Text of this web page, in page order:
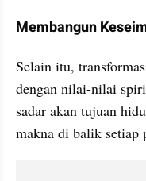
Membangun
Selain itu,
dengan nilai-nilai
sadar akan tujuan
makna di balik setiap